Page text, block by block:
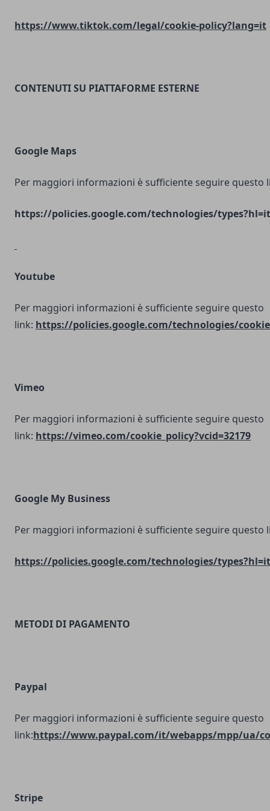
https://www.tiktok.com/legal/cookie-policy?lang=it
CONTENUTI SU PIATTAFORME ESTERNE
Google Maps
Per maggiori informazioni è sufficiente seguire questo
https://policies.google.com/technologies/types?hl=it
Youtube
Per maggiori informazioni è sufficiente seguire questo
link: https://policies.google.com/technologies/
Vimeo
Per maggiori informazioni è sufficiente seguire questo
link: https://vimeo.com/cookie_policy?vcid=32179
Google My Business
Per maggiori informazioni è sufficiente seguire questo
https://policies.google.com/technologies/types?hl=it
METODI DI PAGAMENTO
Paypal
Per maggiori informazioni è sufficiente seguire questo
link:https://www.paypal.com/it/webapps/mpp/ua/
Stripe